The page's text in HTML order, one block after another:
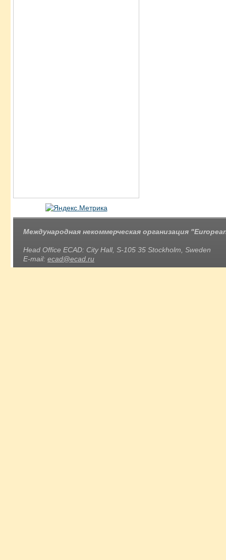
Международная некоммерческая организация
Head Office ECAD: City Hall, S-105 35 Stockholm, Sweden
E-mail: ecad@ecad.ru